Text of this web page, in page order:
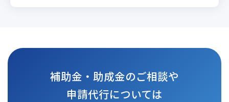
補助金・助成金のご相談や
申請代行については